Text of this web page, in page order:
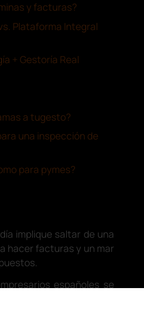
y facturas?
Plataforma Integral
+ Gestoría Real
a tugesto?
una inspección de
para pymes?
implique saltar de una
hacer facturas y un mar
españoles se